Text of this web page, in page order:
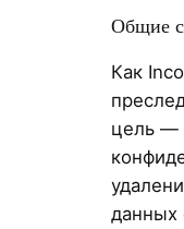
Общие
Как
цель —
данных